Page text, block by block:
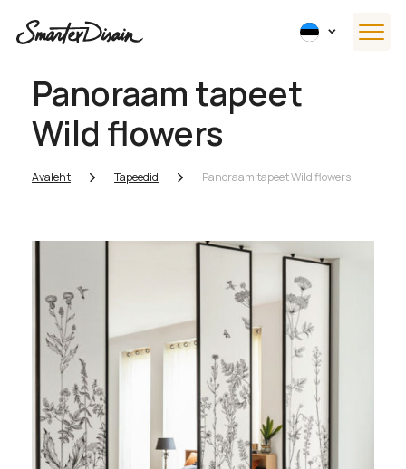
Panoraam tapeet
Wild flowers
Avaleht Tapeedid Panoraam tapeet Wild flowers